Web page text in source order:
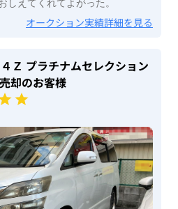
しえてくれてよがった。
オークション実績詳細を見る
Ｚ プラチナムセレクション
売却のお客様